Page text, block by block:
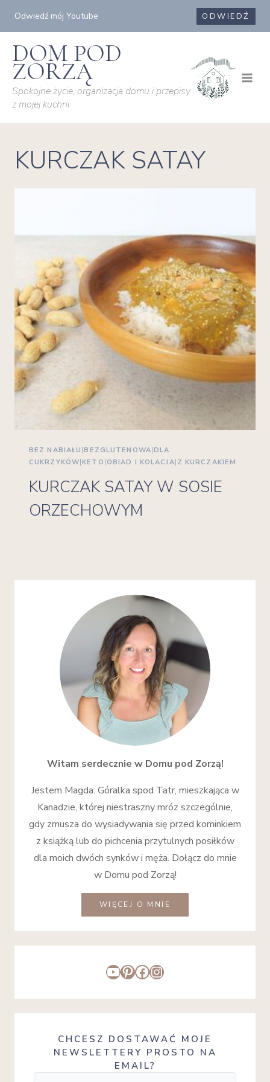
Odwiedź mój Youtube ODWIEDŹ
DOM POD
ZORZĄ
Spokojne życie, organizacja domu i przepisy
z mojej kuchni
KURCZAK SATAY
BEZ NABIAŁU |BEZGLUTENOWA |DLA
CUKRZYKÓW |KETO OBIAD I KOLACJA Z KURCZAKIEM
KURCZAK SATAY W SOSIE
ORZECHOWYM
Witam serdecznie w Domu pod Zorzą!
Jestem Magda: Góralka spod Tatr, mieszkająca w
Kanadzie, której niestraszny mróz szczególnie,
gdy zmusza do wysiadywania się przed kominkiem
z książką lub do pichcenia przytulnych posiłków
dla moich dwóch synków i męża. Dołącz do mnie
w Domu pod Zorzą!
WIĘCEJ O MNIE
YouTube
Pinterest
Facebook
Instagram
CHCESZ DOSTAWAĆ MOJE
NEWSLETTERY PROSTO NA
EMAIL?